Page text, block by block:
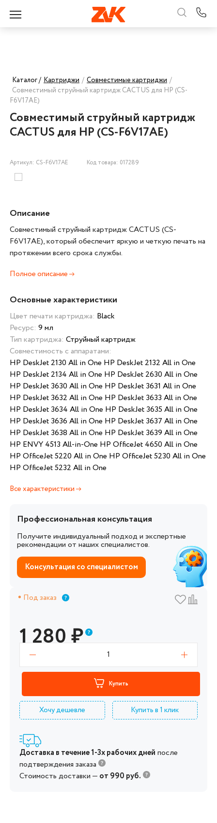
Каталог / Картриджи / Совместимые картриджи /
Совместимый струйный картридж CACTUS для HP (CS-
F6V17AE)
Совместимый струйный картридж
CACTUS для HP (CS-F6V17AE)
Артикул: CS-F6V17AE Код товара: 017289
Описание
Совместимый струйный картридж CACTUS (CS-
F6V17AE), который обеспечит яркую и четкую печать на
протяжении всего срока службы.
Полное описание
Основные характеристики
Цвет печати картриджа: Black
Ресурс: 9 мл
Тип картриджа: Струйный картридж
Совместимость с аппаратами:
HP DeskJet 2130 All in One HP DeskJet 2132 All in One
HP DeskJet 2134 All in One HP DeskJet 2630 All in One
HP DeskJet 3630 All in One HP DeskJet 3631 All in One
HP DeskJet 3632 All in One HP DeskJet 3633 All in One
HP DeskJet 3634 All in One HP DeskJet 3635 All in One
HP DeskJet 3636 All in One HP DeskJet 3637 All in One
HP DeskJet 3638 All in One HP DeskJet 3639 All in One
HP ENVY 4513 All-in-One HP OfficeJet 4650 All in One
HP OfficeJet 5220 All in One HP OfficeJet 5230 All in One
HP OfficeJet 5232 All in One
Все характеристики
Профессиональная консультация
Получите индивидуальный подход и экспертные
рекомендации от наших специалистов.
Консультация со специалистом
Под заказ
1 280₽
1
Купить
Хочу дешевле Купить в 1 клик
Доставка в течение 1-3х рабочих дней после
подтверждения заказа
Стоимость доставки — от 990 руб.